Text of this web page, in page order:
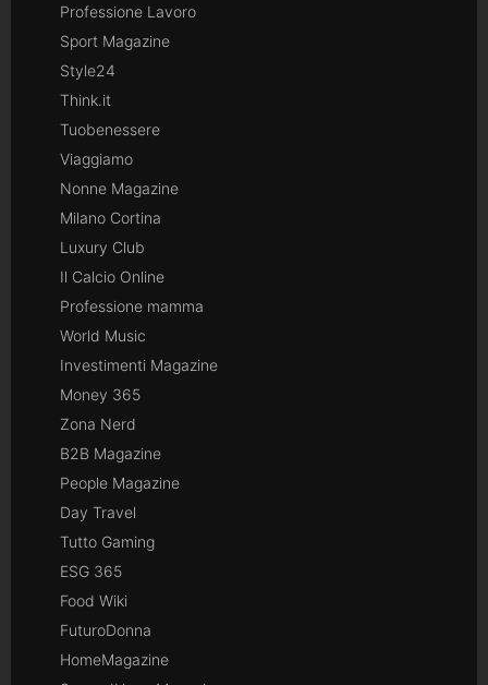
Professione Lavoro
Sport Magazine
Style24
Think.it
Tuobenessere
Viaggiamo
Nonne Magazine
Milano Cortina
Luxury Club
Il Calcio Online
Professione mamma
World Music
Investimenti Magazine
Money 365
Zona Nerd
B2B Magazine
People Magazine
Day Travel
Tutto Gaming
ESG 365
Food Wiki
FuturoDonna
HomeMagazine